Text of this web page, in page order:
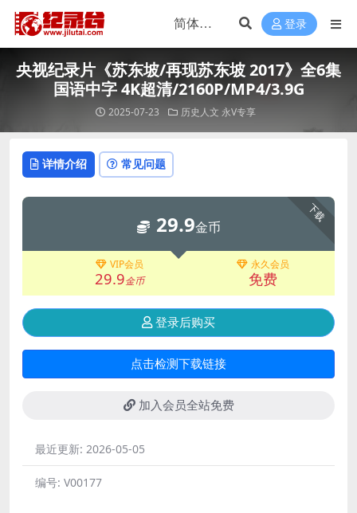
登录
央视纪录片《苏东坡/再现苏东坡 2017》全6集
国语中字 4K超清/2160P/MP4/3.9G
2025-07-23 历史人文 永V专享
详情介绍 常见问题
下载
29.9金币
VIP会员
29.9金币
永久会员
免费
登录后购买
点击检测下载链接
加入会员全站免费
最近更新: 2026-05-05
编号: V00177